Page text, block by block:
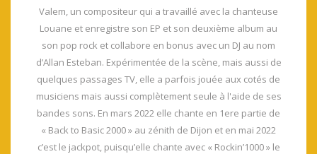
Valem, un compositeur qui a travaillé avec la chanteuse
Louane et enregistre son EP et son deuxième album au
son pop rock et collabore en bonus avec un DJ au nom
d’Allan Esteban. Expérimentée de la scène, mais aussi de
quelques passages TV, elle a parfois jouée aux cotés de
musiciens mais aussi complètement seule à l'aide de ses
bandes sons. En mars 2022 elle chante en 1ere partie de
« Back to Basic 2000 » au zénith de Dijon et en mai 2022
c’est le jackpot, puisqu’elle chante avec « Rockin’1000 » le